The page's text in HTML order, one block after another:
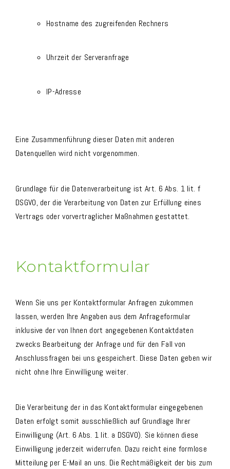
Hostname des zugreifenden Rechners
Uhrzeit der Serveranfrage
IP-Adresse
Eine Zusammenführung dieser Daten mit anderen
Datenquellen wird nicht vorgenommen.
Grundlage für die Datenverarbeitung ist Art. 6 Abs. 1 lit. f
DSGVO, der die Verarbeitung von Daten zur Erfüllung eines
Vertrags oder vorvertraglicher Maßnahmen gestattet.
Kontaktformular
Wenn Sie uns per Kontaktformular Anfragen zukommen
lassen, werden Ihre Angaben aus dem Anfrageformular
inklusive der von Ihnen dort angegebenen Kontaktdaten
zwecks Bearbeitung der Anfrage und für den Fall von
Anschlussfragen bei uns gespeichert. Diese Daten geben wir
nicht ohne Ihre Einwilligung weiter.
Die Verarbeitung der in das Kontaktformular eingegebenen
Daten erfolgt somit ausschließlich auf Grundlage Ihrer
Einwilligung (Art. 6 Abs. 1 lit. a DSGVO). Sie können diese
Einwilligung jederzeit widerrufen. Dazu reicht eine formlose
Mitteilung per E-Mail an uns. Die Rechtmäßigkeit der bis zum